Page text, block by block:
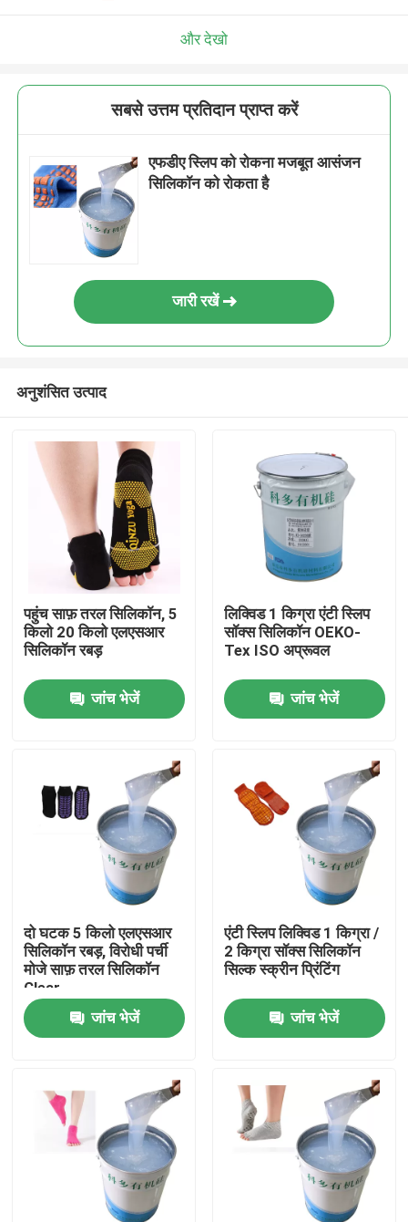
हमारे बारे में
कारखाना भ्रमण
गुणवत्ता नियंत्रण
संपर्क करें
एक उद्धरण की विनती करे
सिलिकॉन रबर इंक
स्क्रीन प्रिंटिंग सिलिकॉन इंक
सिलिकॉन इंक को उभरा
और देखो
सबसे उत्तम प्रतिदान प्राप्त करें
एफडीए स्लिप को रोकना मजबूत आसंजन
सिलिकॉन को रोकता है
जारी रखें
अनुशंसित उत्पाद
पहुंच साफ़ तरल सिलिकॉन, 5
किलो 20 किलो एलएसआर
सिलिकॉन रबड़
जांच भेजें
लिक्विड 1 किग्रा एंटी स्लिप
सॉक्स सिलिकॉन OEKO-
Tex ISO अप्रूवल
जांच भेजें
दो घटक 5 किलो एलएसआर
सिलिकॉन रबड़, विरोधी पर्ची
मोजे साफ़ तरल सिलिकॉन
Clear
जांच भेजें
एंटी स्लिप लिक्विड 1 किग्रा /
2 किग्रा सॉक्स सिलिकॉन
सिल्क स्क्रीन प्रिंटिंग
जांच भेजें